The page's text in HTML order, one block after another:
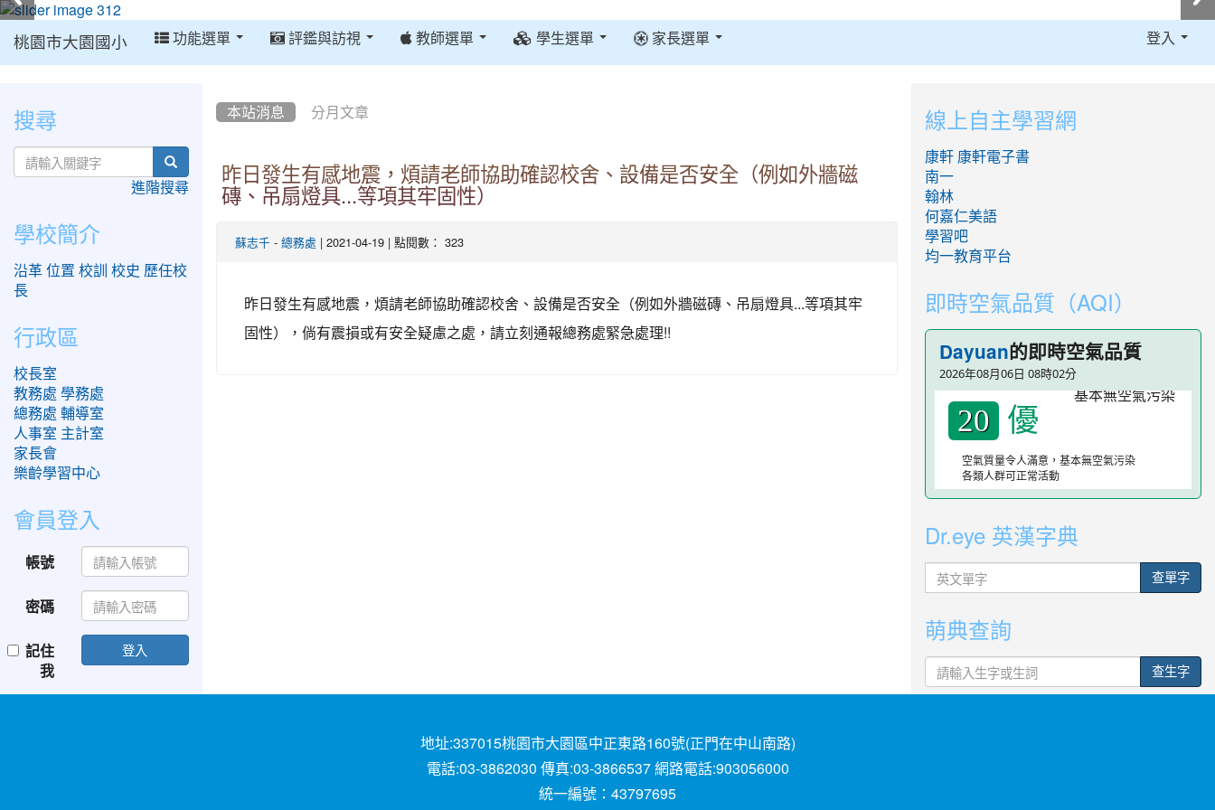
桃園市大園國小 功能選單 評鑑與訪視 教師選單 學生選單 家長選單 登入
本站消息 分月文章
昨日發生有感地震，煩請老師協助確認校舍、設備是否安全（例如外牆磁
磚、吊扇燈具...等項其牢固性）
蘇志千 - 總務處 | 2021-04-19 | 點閱數： 323
昨日發生有感地震，煩請老師協助確認校舍、設備是否安全（例如外牆磁磚、吊扇燈具...等項其牢
固性），倘有震損或有安全疑慮之處，請立刻通報總務處緊急處理!!
:::
搜尋
進階搜尋
學校簡介
沿革 位置 校訓 校史 歷任校
長
行政區
校長室
教務處 學務處
總務處 輔導室
人事室 主計室
家長會
樂齡學習中心
會員登入
帳號
密碼
記住
我
登入
:::
線上自主學習網
康軒 康軒電子書
南一
翰林
何嘉仁美語
學習吧
均一教育平台
即時空氣品質（AQI）
Dayuan的即時空氣品質
2026年08月06日 08時02分
20 優
空氣質量令人滿意，基本無空氣污染
各類人群可正常活動
Dr.eye 英漢字典
英
文
字
查單字
萌典查詢
查生字
地址:337015桃園市大園區中正東路160號(正門在中山南路)
電話:03-3862030 傳真:03-3866537 網路電話:903056000
統一編號：43797695